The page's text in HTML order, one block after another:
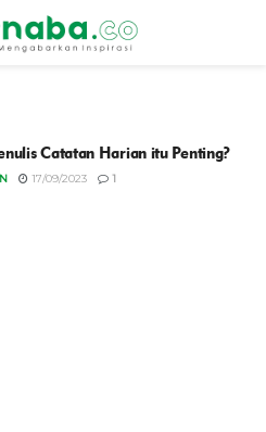
Catatan Harian itu Penting?
17/09/2023 1